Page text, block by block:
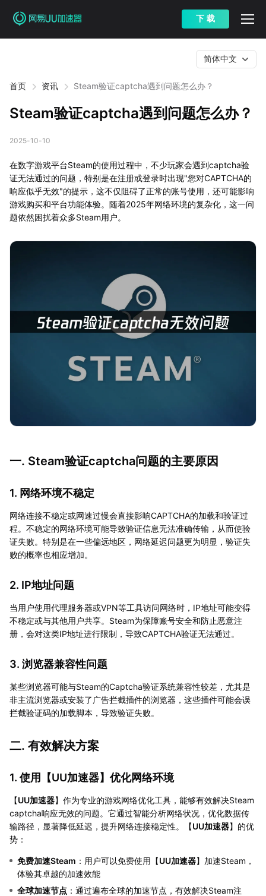
下 载
首页 资讯 Steam验证captcha遇到问题怎么办？
简体中文
Steam验证captcha遇到问题怎么办？
2025-10-10
在数字游戏平台Steam的使用过程中，不少玩家会遇到captcha验
证无法通过的问题，特别是在注册或登录时出现"您对CAPTCHA的
响应似乎无效"的提示，这不仅阻碍了正常的账号使用，还可能影响
游戏购买和平台功能体验。随着2025年网络环境的复杂化，这一问
题依然困扰着众多Steam用户。
一. Steam验证captcha问题的主要原因
1. 网络环境不稳定
网络连接不稳定或网速过慢会直接影响CAPTCHA的加载和验证过
程。不稳定的网络环境可能导致验证信息无法准确传输，从而使验
证失败。特别是在一些偏远地区，网络延迟问题更为明显，验证失
败的概率也相应增加。
2. IP地址问题
当用户使用代理服务器或VPN等工具访问网络时，IP地址可能变得
不稳定或与其他用户共享。Steam为保障账号安全和防止恶意注
册，会对这类IP地址进行限制，导致CAPTCHA验证无法通过。
3. 浏览器兼容性问题
某些浏览器可能与Steam的Captcha验证系统兼容性较差，尤其是
非主流浏览器或安装了广告拦截插件的浏览器，这些插件可能会误
拦截验证码的加载脚本，导致验证失败。
二. 有效解决方案
1. 使用【UU加速器】优化网络环境
【UU加速器】作为专业的游戏网络优化工具，能够有效解决Steam
captcha响应无效的问题。它通过智能分析网络状况，优化数据传
输路径，显著降低延迟，提升网络连接稳定性。【UU加速器】的优
势：
免费加速Steam ：用户可以免费使用【UU加速器】加速Steam，
体验其卓越的加速效能
全球加速节点 ：通过遍布全球的加速节点，有效解决Steam注